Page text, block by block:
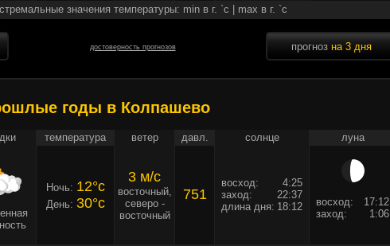
значения температуры: min в г. `c | max в г. `c
достоверность прогнозов прогноз на 3 дня
годы в Колпашево
температура ветер давл. солнце луна
Ночь: 12°c
День: 30°c
3 м/c
восточный,
северо -
восточный
751
восход:
4:25
заход:
22:37
длина дня: 18:12 восход:
17:12
заход:
1:06